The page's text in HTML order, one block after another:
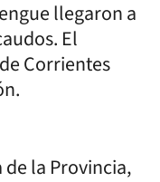
llegaron a
El
Corrientes
la Provincia,